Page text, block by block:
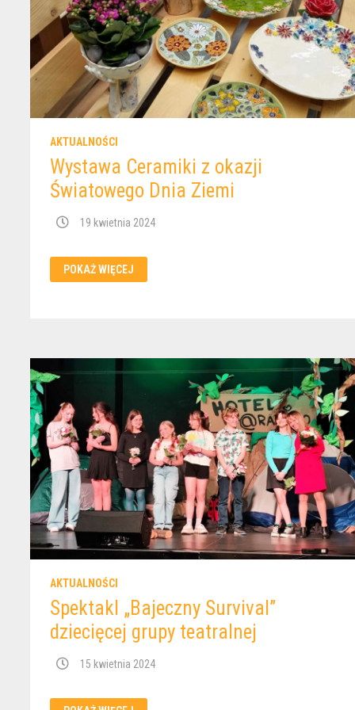
AKTUALNOŚCI
Wystawa Ceramiki z okazji
Światowego Dnia Ziemi
19 kwietnia 2024
WYSTAWA
CERAMIKI
Z
POKAŻ WIĘCEJ
AKTUALNOŚCI
Spektakl „Bajeczny Survival”
dziecięcej grupy teatralnej
15 kwietnia 2024
SPEKTAKL